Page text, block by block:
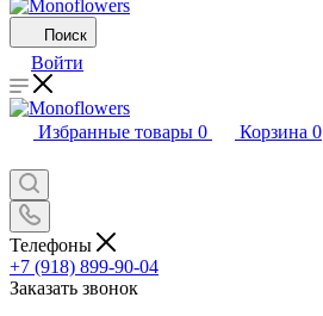
Поиск
Войти
Избранные товары 0 Корзина 0
Телефоны
+7 (918) 899-90-04
Заказать звонок